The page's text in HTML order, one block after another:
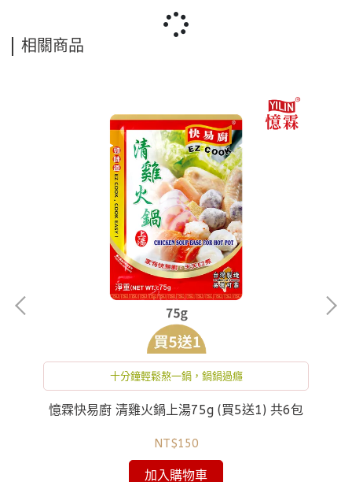
相關商品
十分鐘輕鬆熬一鍋，鍋鍋過癮
憶霖快易廚 清雞火鍋上湯75g (買5送1) 共6包
NT$150
加入購物車